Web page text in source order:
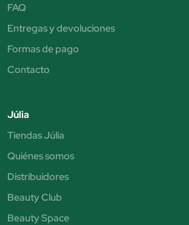
FAQ
Entregas y devoluciones
Formas de pago
Contacto
Júlia
Tiendas Júlia
Quiénes somos
Distribuidores
Beauty Club
Beauty Space